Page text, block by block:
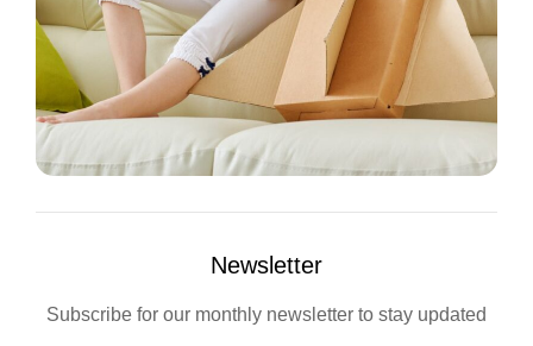
Newsletter
Subscribe for our monthly newsletter to stay updated